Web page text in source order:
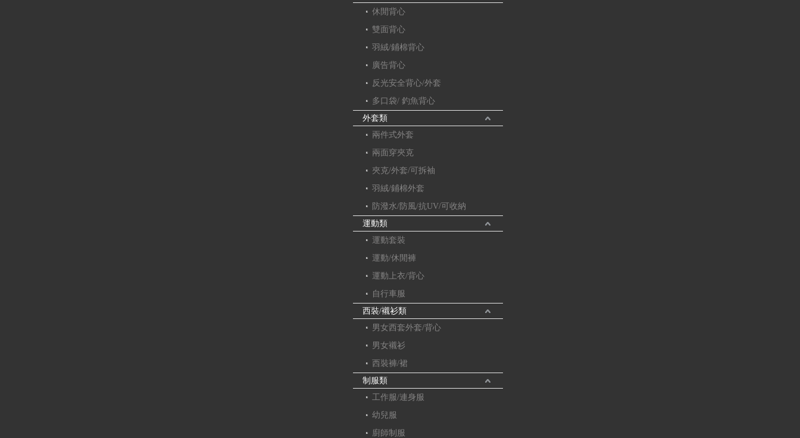
休閒背心
雙面背心
羽絨/鋪棉背心
廣告背心
反光安全背心/外套
多口袋/ 釣魚背心
外套類
兩件式外套
兩面穿夾克
夾克/外套/可拆袖
羽絨/鋪棉外套
防潑水/防風/抗UV/可收納
運動類
運動套裝
運動/休閒褲
運動上衣/背心
自行車服
西裝/襯衫類
男女西套外套/背心
男女襯衫
西裝褲/裙
制服類
工作服/連身服
幼兒服
廚師制服